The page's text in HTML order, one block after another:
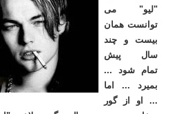
"لیو" می
توانست همان
بیست و چند
سال پیش
تمام شود ...
بمیرد ... اما
... او از گور